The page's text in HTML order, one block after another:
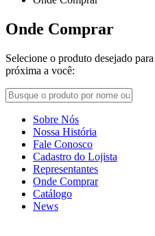
Onde Comprar
Selecione o produto desejado
próxima a você:
Sobre Nós
Nossa História
Fale Conosco
Cadastro do Lojista
Representantes
Onde Comprar
Catálogo
News